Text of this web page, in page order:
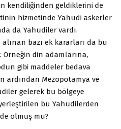
kendiliğinden geldiklerini de
hizmetinde Yahudi askerler
da Yahudiler vardı.
bazı ek kararları da bu
din adamlarına,
gibi maddeler bedava
ardından Mezopotamya ve
gelerek bu bölgeye
bu Yahudilerden
olmuş mu?